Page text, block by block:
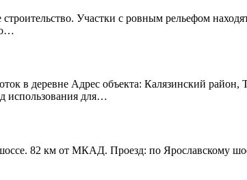
Участки с ровным рельефом
в деревне Адрес объекта: Калязинский
использования для…
82 км от МКАД. Проезд: по Ярославскому